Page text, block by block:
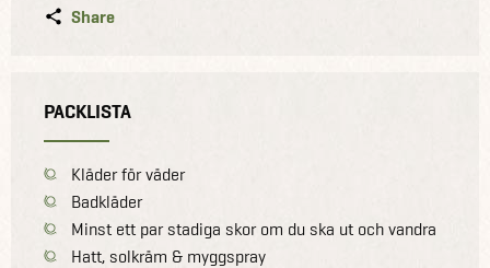
Share
PACKLISTA
Kläder för väder
Badkläder
Minst ett par stadiga skor om du ska ut och vandra
Hatt, solkräm & myggspray